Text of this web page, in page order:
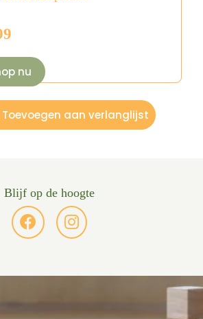
nu
Toevoegen aan verlanglijst
Blijf op de hoogte